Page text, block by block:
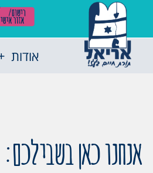
אודות
אנחנו כאן בשבילכם: